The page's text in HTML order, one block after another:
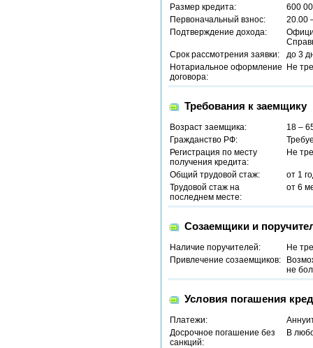
Размер кредита:
600
Первоначальный взнос:
20.00
Подтверждение дохода:
Срок рассмотрения заявки:
до 3
Нотариальное оформление
договора:
Не
Требования к заемщику
Возраст заемщика:
18 –
Гражданство РФ:
Регистрация по месту
получения кредита:
Не
Общий трудовой стаж:
от 1
Трудовой стаж на
последнем месте:
от 6
Созаемщики и
Наличие поручителей:
Не
Привлечение созаемщиков:
не
Условия погашения
Платежи:
Досрочное погашение без
санкций:
В